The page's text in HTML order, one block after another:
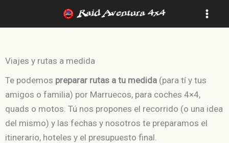
Viajes y rutas a medida
Te podemos preparar rutas a tu medida (para tí y tus
amigos o familia) por Marruecos, para coches 4×4,
quads o motos. Tú nos propones el recorrido (o una idea
del mismo) y las fechas y nosotros te preparamos el
itinerario, hoteles y el presupuesto final.